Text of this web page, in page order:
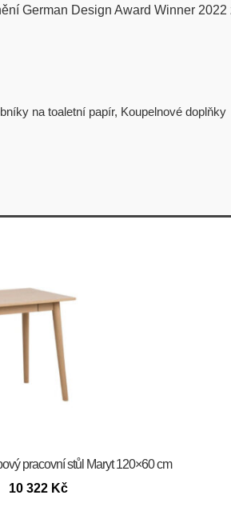
German Design Award Winner
na toaletní papír, Koupelnové doplňky
pracovní stůl Maryt 120×60 cm
10 322 Kč